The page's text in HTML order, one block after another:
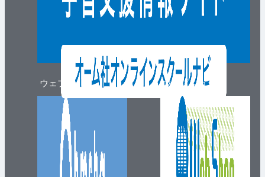
ウェブマガジン ウェブショップ